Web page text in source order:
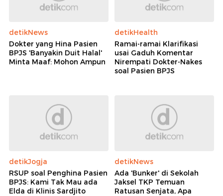
detikNews
Dokter yang Hina Pasien
BPJS 'Banyakin Duit Halal'
Minta Maaf: Mohon Ampun
detikHealth
Ramai-ramai Klarifikasi
usai Gaduh Komentar
Nirempati Dokter-Nakes
soal Pasien BPJS
detikJogja
RSUP soal Penghina Pasien
BPJS: Kami Tak Mau ada
Elda di Klinis Sardjito
detikNews
Ada 'Bunker' di Sekolah
Jaksel TKP Temuan
Ratusan Senjata, Apa